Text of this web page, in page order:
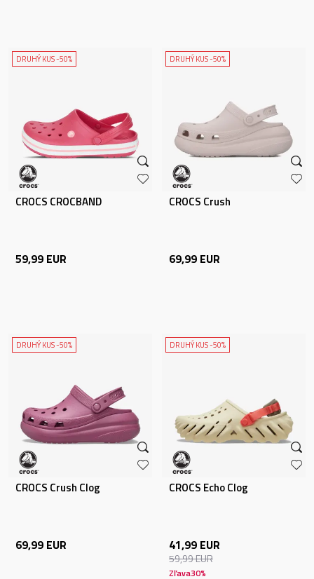
DRUHÝ KUS -50%
CROCS CROCBAND
59,99 EUR
DRUHÝ KUS -50%
CROCS Crush
69,99 EUR
DRUHÝ KUS -50%
CROCS Crush Clog
69,99 EUR
DRUHÝ KUS -50%
CROCS Echo Clog
41,99 EUR
59,99EUR
Zľava30%